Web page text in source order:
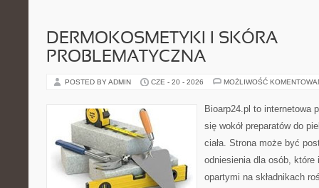
DERMOKOSMETYKI I SKÓRA
PROBLEMATYCZNA
POSTED BY ADMIN CZE - 20 - 2026 MOŻLIWOŚĆ
Bioarp24.pl to internetowa
się wokół preparatów do
ciała. Strona może być
odniesienia dla osób,
opartymi na składnikach